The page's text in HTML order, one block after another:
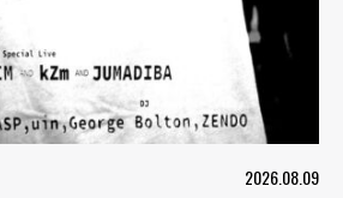
2026.08.09